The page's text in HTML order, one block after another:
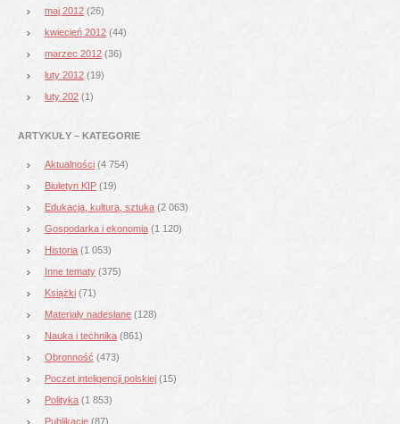
maj 2012 (26)
kwiecień 2012 (44)
marzec 2012 (36)
luty 2012 (19)
luty 202 (1)
ARTYKUŁY – KATEGORIE
Aktualności (4 754)
Biuletyn KIP (19)
Edukacja, kultura, sztuka (2 063)
Gospodarka i ekonomia (1 120)
Historia (1 053)
Inne tematy (375)
Książki (71)
Materiały nadesłane (128)
Nauka i technika (861)
Obronność (473)
Poczet inteligencji polskiej (15)
Polityka (1 853)
Publikacje (87)